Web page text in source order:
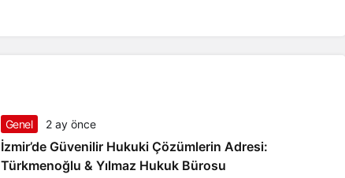
Genel 2 ay önce
İzmir’de Güvenilir Hukuki Çözümlerin Adresi:
Türkmenoğlu & Yılmaz Hukuk Bürosu